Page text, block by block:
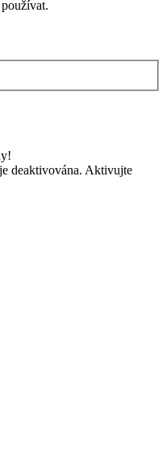
deaktivována. Aktivujte